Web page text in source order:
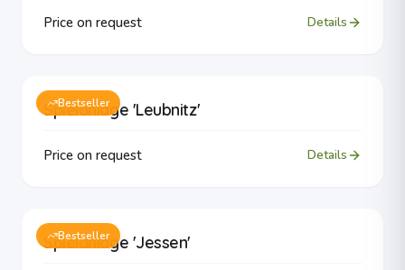
Price on request Details
Bestseller
Spielanlage 'Leubnitz'
Price on request Details
Bestseller
Spielanlage 'Jessen'